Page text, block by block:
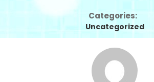
Categories:
Uncategorized